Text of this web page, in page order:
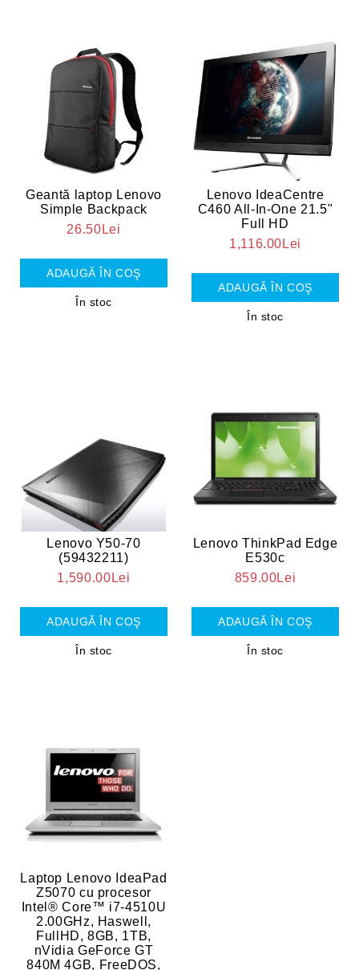
Geantă laptop Lenovo
Simple Backpack
26.50Lei
În stoc
Lenovo IdeaCentre
C460 All-In-One 21.5"
Full HD
1,116.00Lei
În stoc
Lenovo Y50-70
(59432211)
1,590.00Lei
În stoc
Lenovo ThinkPad Edge
E530c
859.00Lei
În stoc
Laptop Lenovo IdeaPad
Z5070 cu procesor
Intel® Core™ i7-4510U
2.00GHz, Haswell,
FullHD, 8GB, 1TB,
nVidia GeForce GT
840M 4GB, FreeDOS,